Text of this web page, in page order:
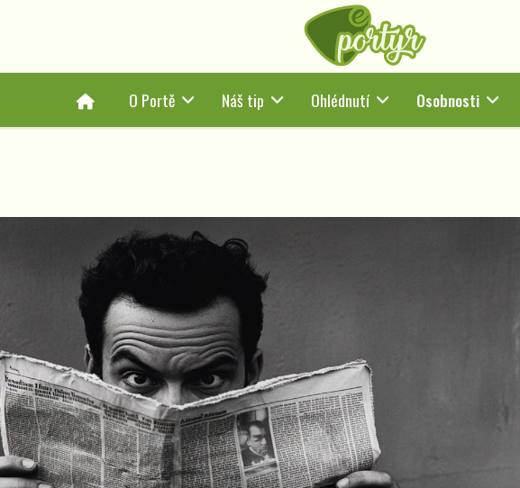
HomeO Portě Náš tip Ohlédnutí Osobnosti